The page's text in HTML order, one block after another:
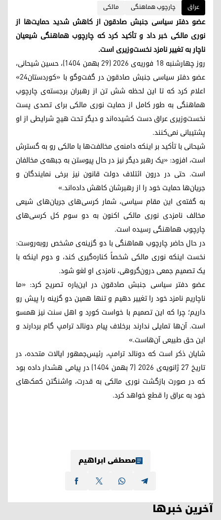
عراق چارچوب هماهنگی مالکی
عضو دفتر سیاسی جنبش صادقون از کاهش شدید حمایت‌ها از
نوری مالکی خبر داد و تأکید کرد که چارچوب هماهنگی شیعیان
ناچار به تغییر نامزد نخست‌وزیری است.
روز چهارشنبه ۱۸ فوریه‌ی ۲۰۲۶ (۲۹ بهمن ۱۴۰۴)، حسین شیحانی،
عضو دفتر سیاسی جنبش صادقون در گفت‌وگو با «کوردستان۲۴»
اعلام کرد که تا این لحظه شش تن از رهبران برجسته‌ی چارچوب
هماهنگی به طور کامل از حمایت نوری مالکی برای تصدی پست
نخست‌وزیری عراق دست کشیده‌اند و دیگر تحت هیچ شرایطی از او
پشتیبانی نمی‌کنند.
شیحانی با تأکید بر اینکه دامنه‌ی مخالفت‌ها با مالکی رو به گسترش
است، افزود: «یک رهبر دیگر نیز در حال پیوستن به جبهه‌ی مخالفان
است. حتی در درون ائتلاف دولت قانون نیز برخی نمایندگان و
جریان‌ها حمایت خود را از رهبرشان کاهش داده‌اند.»
به گفته‌ی این مقام سیاسی، شمار کرسی‌های جریان‌های شیعی
مخالف نامزدی نوری مالکی اکنون به دو سوم کل کرسی‌های
چارچوب هماهنگی رسیده است.
در حال حاضر چارچوب هماهنگی با دو گزینه‌ی مشخص روبه‌روست:
نخست اینکه نوری مالکی شخصاً کناره‌گیری کند، و دوم اینکه با
یک تصمیم جمعی درون‌گروهی، نامزدی او لغو شود.
عضو دفتر سیاسی جنبش صادقون در این‌باره تصریح کرد: «ما
ناچاریم نامزد خود را تغییر دهیم و تنها همین دو گزینه را پیش رو
داریم؛ چرا که این تصمیم با خواست کورد و اهل سنت نیز همسو
است. آن‌ها تمایلی ندارند برخلاف پیام دونالد ترامپ گام بردارند و
این حق طبیعی آن‌هاست.»
شایان ذکر است که دونالد ترامپ، رئیس‌جمهور ایالات متحده، در
تاریخ ۲۷ ژانویه‌ی ۲۰۲۶ (۷ بهمن ۱۴۰۴) در پیامی هشدار داده بود
که در صورت بازگشت نوری مالکی به قدرت، واشنگتن کمک‌های
خود به عراق را قطع خواهد کرد.
مصطفی ابراهیم
آخرین خبرها